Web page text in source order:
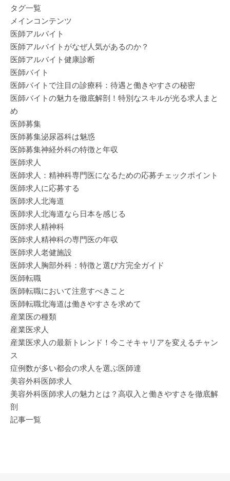
タグ一覧
メインコンテンツ
医師アルバイト
医師アルバイトがなぜ人気があるのか？
医師アルバイト健康診断
医師バイト
医師バイトで注目の診療科：待遇と働きやすさの秘密
医師バイトの魅力を徹底解剖！特別なスキルが光る求人まと
め
医師募集
医師募集泌尿器科は魅惑
医師募集神経外科の特徴と年収
医師求人
医師求人：精神科専門医になるための応募チェックポイント
医師求人に応募する
医師求人北海道
医師求人北海道なら日本を感じる
医師求人精神科
医師求人精神科の専門医の年収
医師求人老健施設
医師求人胸部外科：特徴と選び方完全ガイド
医師転職
医師転職において注意すべきこと
医師転職北海道は働きやすさを求めて
産業医の種類
産業医求人
産業医求人の最新トレンド！今こそキャリアを変えるチャン
ス
症例数が多い都会の求人を選ぶ医師達
美容外科医師求人
美容外科医師求人の魅力とは？高収入と働きやすさを徹底解
剖
記事一覧